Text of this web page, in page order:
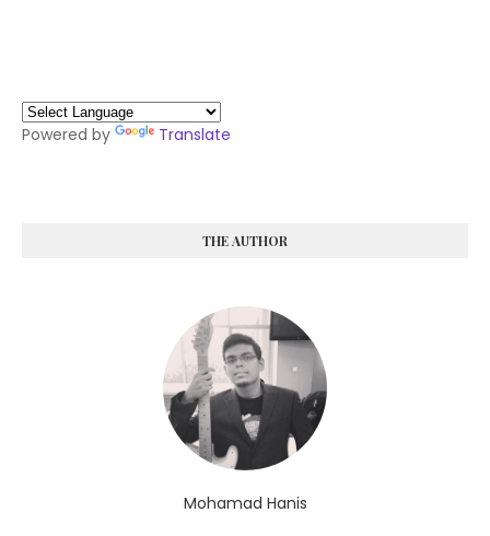
Powered by Translate
THE AUTHOR
Mohamad Hanis